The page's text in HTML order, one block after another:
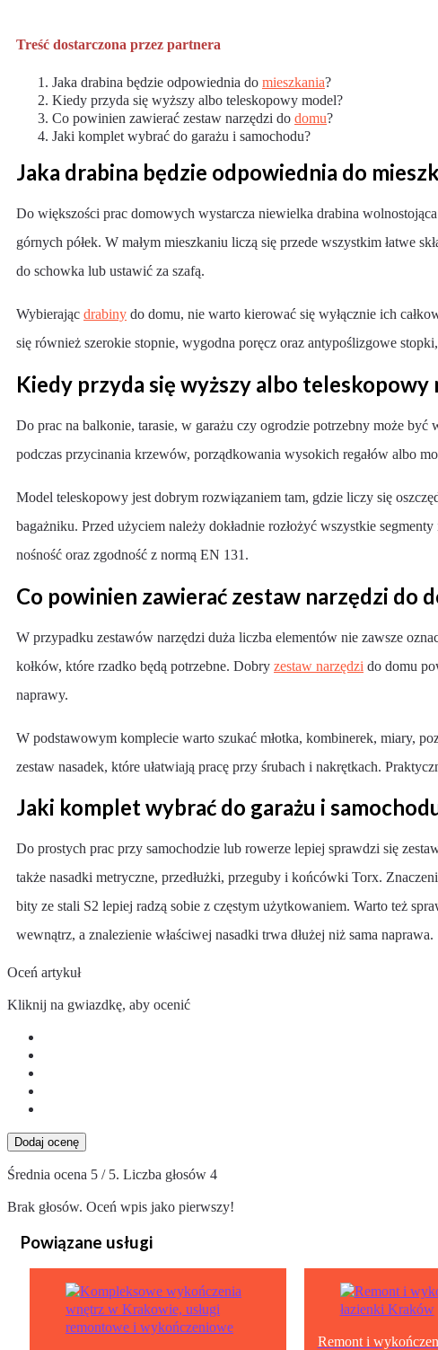
Treść dostarczona przez partnera
Jaka drabina będzie odpowiednia do mieszkania?
Kiedy przyda się wyższy albo teleskopowy model?
Co powinien zawierać zestaw narzędzi do domu?
Jaki komplet wybrać do garażu i samochodu?
Jaka drabina będzie odpowiednia do
Do większości prac domowych wystarcza niewielka drabina
górnych półek. W małym mieszkaniu liczą się przede wszystkim łatwe
do schowka lub ustawić za szafą.
Wybierając drabiny do domu, nie warto kierować się wyłącznie ich
się również szerokie stopnie, wygodna poręcz oraz antypoślizgowe
Kiedy przyda się wyższy albo teleskopowy
Do prac na balkonie, tarasie, w garażu czy ogrodzie potrzebny może
podczas przycinania krzewów, porządkowania wysokich regałów albo
Model teleskopowy jest dobrym rozwiązaniem tam, gdzie liczy się
bagażniku. Przed użyciem należy dokładnie rozłożyć wszystkie
nośność oraz zgodność z normą EN 131.
Co powinien zawierać zestaw narzędzi do
W przypadku zestawów narzędzi duża liczba elementów nie zawsze
kołków, które rzadko będą potrzebne. Dobry zestaw narzędzi do domu
naprawy.
W podstawowym komplecie warto szukać młotka, kombinerek, miary,
zestaw nasadek, które ułatwiają pracę przy śrubach i nakrętkach.
Jaki komplet wybrać do garażu i
Do prostych prac przy samochodzie lub rowerze lepiej sprawdzi się
także nasadki metryczne, przedłużki, przeguby i końcówki Torx.
bity ze stali S2 lepiej radzą sobie z częstym użytkowaniem. Warto też
wewnątrz, a znalezienie właściwej nasadki trwa dłużej niż sama naprawa.
Oceń artykuł
Kliknij na gwiazdkę, aby ocenić
Dodaj ocenę
Średnia ocena 5 / 5. Liczba głosów 4
Brak głosów. Oceń wpis jako pierwszy!
Powiązane usługi
Remont i